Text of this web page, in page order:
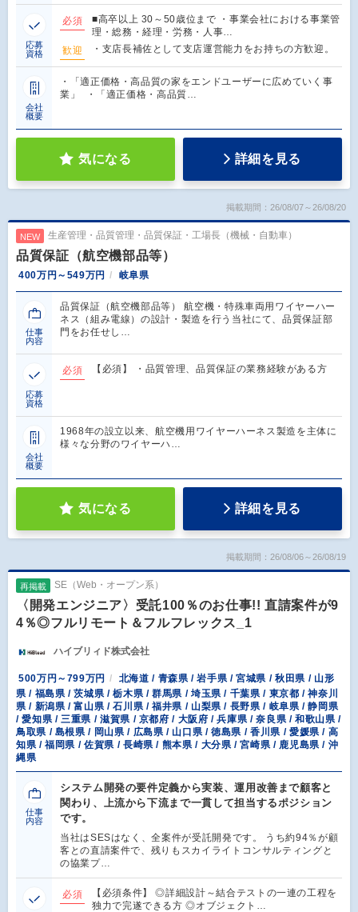
応募
資格
必須
■高卒以上 30～50歳位まで ・事業会社における事業管
理・総務・経理・労務・人事…
歓迎
・支店長補佐として支店運営能力をお持ちの方歓迎。
会社
概要
・「適正価格・高品質の家をエンドユーザーに広めていく事
業」 ・「適正価格・高品質…
気になる 詳細を見る
掲載期間：26/08/07～26/08/20
NEW 生産管理・品質管理・品質保証・工場長（機械・自動車）
品質保証（航空機部品等）
400万円～549万円 岐阜県
仕事
内容
品質保証（航空機部品等） 航空機・特殊車両用ワイヤーハー
ネス（組み電線）の設計・製造を行う当社にて、品質保証部
門をお任せし…
応募
資格
必須 【必須】 ・品質管理、品質保証の業務経験がある方
会社
概要
1968年の設立以来、航空機用ワイヤーハーネス製造を主体に
様々な分野のワイヤーハ…
気になる 詳細を見る
掲載期間：26/08/06～26/08/19
再掲載 SE（Web・オープン系）
〈開発エンジニア〉受託100％のお仕事!! 直請案件が9
4％◎フルリモート＆フルフレックス_1
ハイブリィド株式会社
500万円～799万円
北海道 / 青森県 / 岩手県 / 宮城県 / 秋田県 / 山形
県 / 福島県 / 茨城県 / 栃木県 / 群馬県 / 埼玉県 / 千葉県 / 東京都 / 神奈川
県 / 新潟県 / 富山県 / 石川県 / 福井県 / 山梨県 / 長野県 / 岐阜県 / 静岡県
/ 愛知県 / 三重県 / 滋賀県 / 京都府 / 大阪府 / 兵庫県 / 奈良県 / 和歌山県 /
鳥取県 / 島根県 / 岡山県 / 広島県 / 山口県 / 徳島県 / 香川県 / 愛媛県 / 高
知県 / 福岡県 / 佐賀県 / 長崎県 / 熊本県 / 大分県 / 宮崎県 / 鹿児島県 / 沖
縄県
仕事
内容
システム開発の要件定義から実装、運用改善まで顧客と
関わり、上流から下流まで一貫して担当するポジション
です。
当社はSESはなく、全案件が受託開発です。 うち約94％が顧
客との直請案件で、残りもスカイライトコンサルティングと
の協業プ…
必須
【必須条件】 ◎詳細設計～結合テストの一連の工程を
独力で完遂できる方 ◎オブジェクト…